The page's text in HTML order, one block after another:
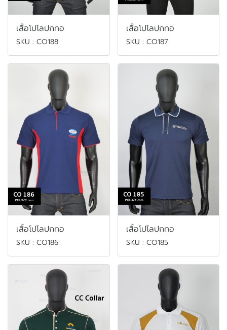
เสื้อโปโลปกทอ
SKU : CO188
เสื้อโปโลปกทอ
SKU : CO187
เสื้อโปโลปกทอ
SKU : CO186
เสื้อโปโลปกทอ
SKU : CO185